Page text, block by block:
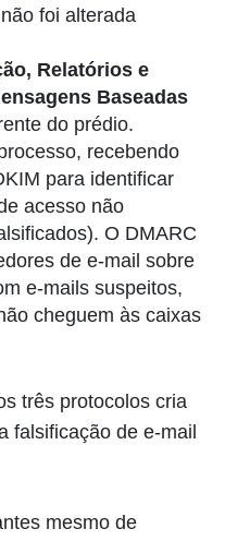
foi alterada
Relatórios e
Baseadas
do prédio.
recebendo
para identificar
acesso não
O DMARC
de e-mail sobre
e-mails suspeitos,
cheguem às caixas
três protocolos cria
falsificação de e-mail
mesmo de